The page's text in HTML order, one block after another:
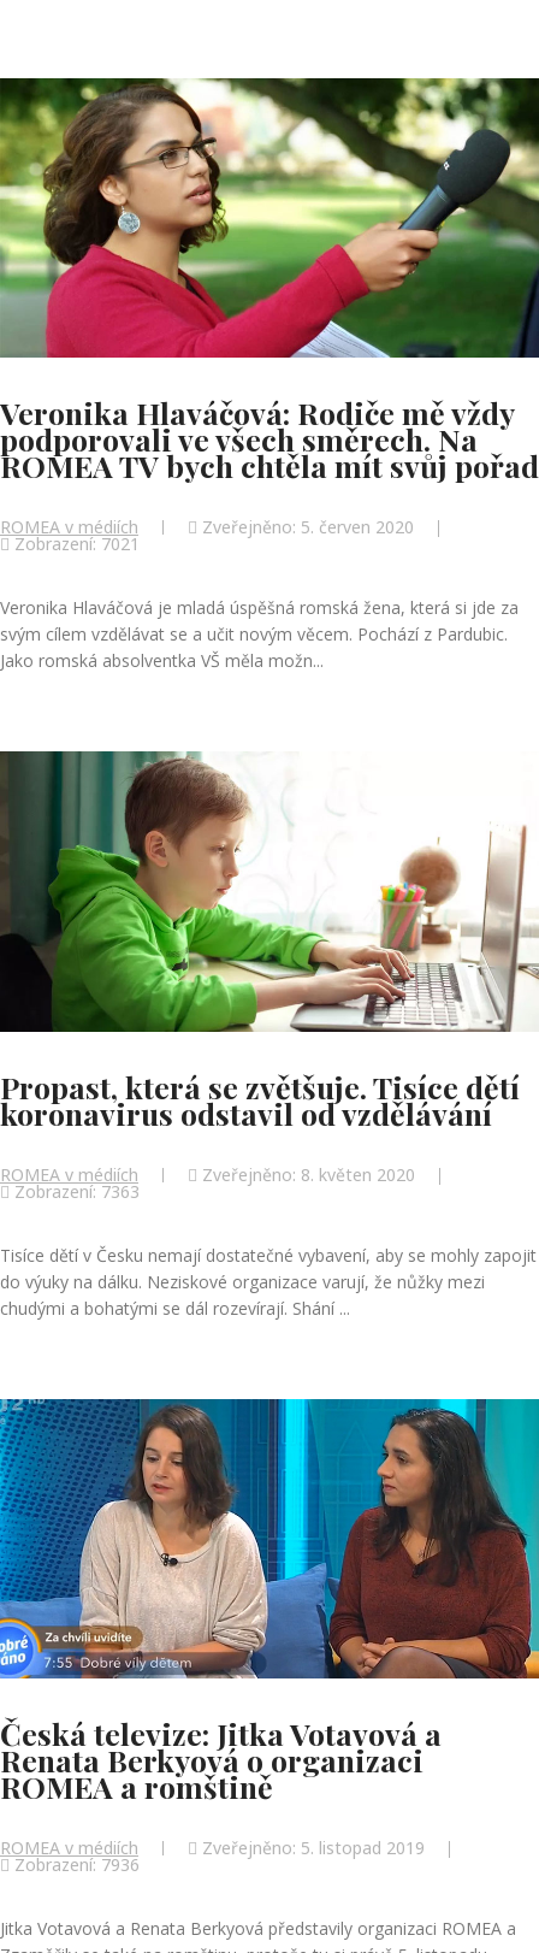
Veronika Hlaváčová: Rodiče mě vždy
podporovali ve všech směrech. Na
ROMEA TV bych chtěla mít svůj pořad
ROMEA v médiích Zveřejněno: 5. červen 2020
Zobrazení: 7021
Veronika Hlaváčová je mladá úspěšná romská žena, která si jde za
svým cílem vzdělávat se a učit novým věcem. Pochází z Pardubic.
Jako romská absolventka VŠ měla možn...
Propast, která se zvětšuje. Tisíce dětí
koronavirus odstavil od vzdělávání
ROMEA v médiích Zveřejněno: 8. květen 2020
Zobrazení: 7363
Tisíce dětí v Česku nemají dostatečné vybavení, aby se mohly zapojit
do výuky na dálku. Neziskové organizace varují, že nůžky mezi
chudými a bohatými se dál rozevírají. Shání ...
Česká televize: Jitka Votavová a
Renata Berkyová o organizaci
ROMEA a romštině
ROMEA v médiích Zveřejněno: 5. listopad 2019
Zobrazení: 7936
Jitka Votavová a Renata Berkyová představily organizaci ROMEA a